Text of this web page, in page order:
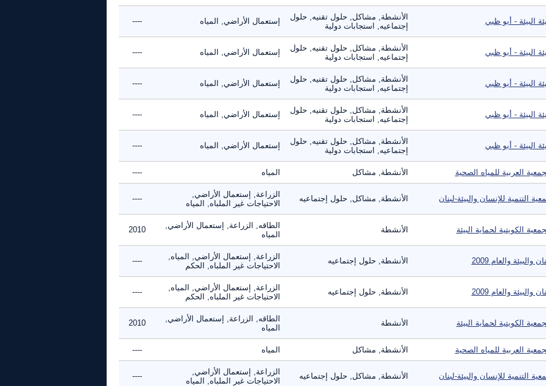
البيئة - أبو ظبي
الأنشطة, مشاكل, حلول تقنيه, حلول
إجتماعيه, استجابات دولية
إستعمال الأراضي, المياه ----
البيئة - أبو ظبي
الأنشطة, مشاكل, حلول تقنيه, حلول
إجتماعيه, استجابات دولية
إستعمال الأراضي, المياه ----
البيئة - أبو ظبي
الأنشطة, مشاكل, حلول تقنيه, حلول
إجتماعيه, استجابات دولية
إستعمال الأراضي, المياه ----
البيئة - أبو ظبي
الأنشطة, مشاكل, حلول تقنيه, حلول
إجتماعيه, استجابات دولية
إستعمال الأراضي, المياه ----
البيئة - أبو ظبي
الأنشطة, مشاكل, حلول تقنيه, حلول
إجتماعيه, استجابات دولية
إستعمال الأراضي, المياه ----
العربية للمياه الصحية الأنشطة, مشاكل المياه ----
التنمية للإنسان والبيئة-لبنان الأنشطة, مشاكل, حلول إجتماعيه
الزراعة, إستعمال الأراضي,
الاحتياجات غير الملباه, المياه
----
الكويتية لحماية البيئة الأنشطة
الطاقه, الزراعة, إستعمال الأراضي,
المياه
2010
والبيئة والعام 2009 الأنشطة, حلول إجتماعيه
الزراعة, إستعمال الأراضي, المياه,
الاحتياجات غير الملباه, الحكم
----
والبيئة والعام 2009 الأنشطة, حلول إجتماعيه
الزراعة, إستعمال الأراضي, المياه,
الاحتياجات غير الملباه, الحكم
----
الكويتية لحماية البيئة الأنشطة
الطاقه, الزراعة, إستعمال الأراضي,
المياه
2010
العربية للمياه الصحية الأنشطة, مشاكل المياه ----
التنمية للإنسان والبيئة-لبنان الأنشطة, مشاكل, حلول إجتماعيه
الزراعة, إستعمال الأراضي,
الاحتياجات غير الملباه, المياه
----